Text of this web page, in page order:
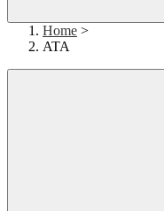
Home >
ATA